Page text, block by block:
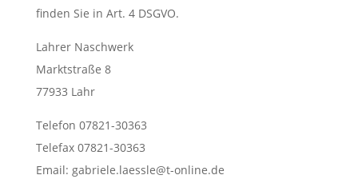
finden Sie in Art. 4 DSGVO.
Lahrer Naschwerk
Marktstraße 8
77933 Lahr
Telefon 07821-30363
Telefax 07821-30363
Email: gabriele.laessle@t-online.de